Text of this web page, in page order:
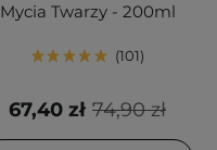
Mycia Twarzy - 200ml
101
74,90 zł
67,40 zł